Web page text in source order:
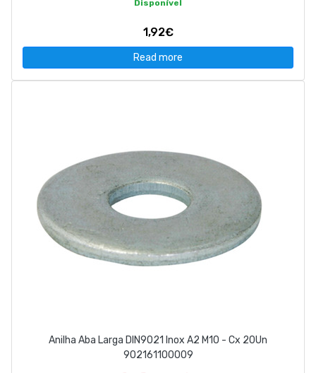
Disponível
1,92€
Read more
Anilha Aba Larga DIN9021 Inox A2 M10 - Cx 20Un
902161100009